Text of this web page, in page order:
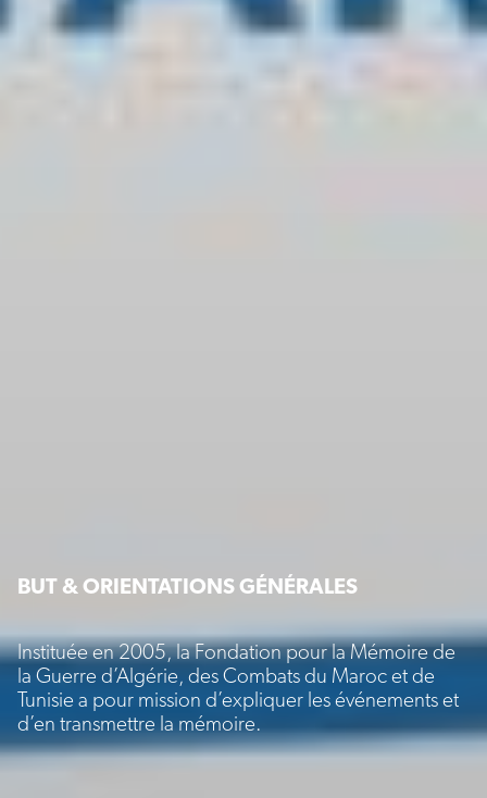
BUT & ORIENTATIONS GÉNÉRALES
Instituée en 2005, la Fondation pour la Mémoire de
la Guerre d’Algérie, des Combats du Maroc et de
Tunisie a pour mission d’expliquer les événements et
d’en transmettre la mémoire.